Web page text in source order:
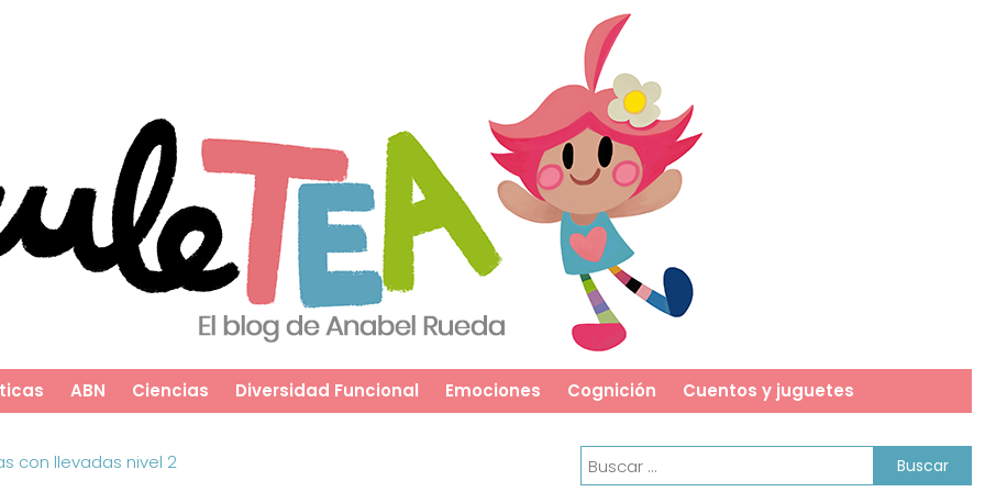
ABN Ciencias Diversidad Funcional Emociones Cognición Cuentos y juguetes
Buscar: